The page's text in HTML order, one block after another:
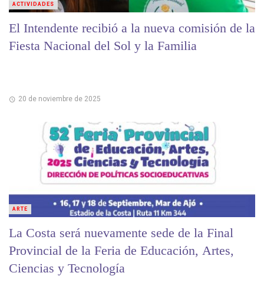
El Intendente recibió a la nueva comisión de la
Fiesta Nacional del Sol y la Familia
20 de noviembre de 2025
ACTIVIDADES
La Costa será nuevamente sede de la Final
Provincial de la Feria de Educación, Artes,
Ciencias y Tecnología
ARTE